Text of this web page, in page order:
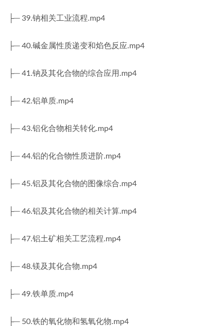
├─ 39.钠相关工业流程.mp4
├─ 40.碱金属性质递变和焰色反应.mp4
├─ 41.钠及其化合物的综合应用.mp4
├─ 42.铝单质.mp4
├─ 43.铝化合物相关转化.mp4
├─ 44.铝的化合物性质进阶.mp4
├─ 45.铝及其化合物的图像综合.mp4
├─ 46.铝及其化合物的相关计算.mp4
├─ 47.铝土矿相关工艺流程.mp4
├─ 48.镁及其化合物.mp4
├─ 49.铁单质.mp4
├─ 50.铁的氧化物和氢氧化物.mp4